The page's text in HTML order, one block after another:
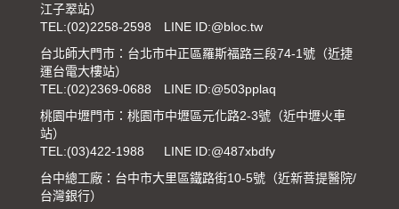
江子翠站）
TEL:(02)2258-2598
LINE ID:@bloc.tw
台北師大門市：台北市中正區羅斯福路三段74-1號（近捷
運台電大樓站）
TEL:(02)2369-0688
LINE ID:@503pplaq
桃園中壢門市：桃園市中壢區元化路2-3號（近中壢火車
站）
TEL:(03)422-1988
LINE ID:@487xbdfy
台中總工廠：台中市大里區鐵路街10-5號（近新菩提醫院/
台灣銀行）